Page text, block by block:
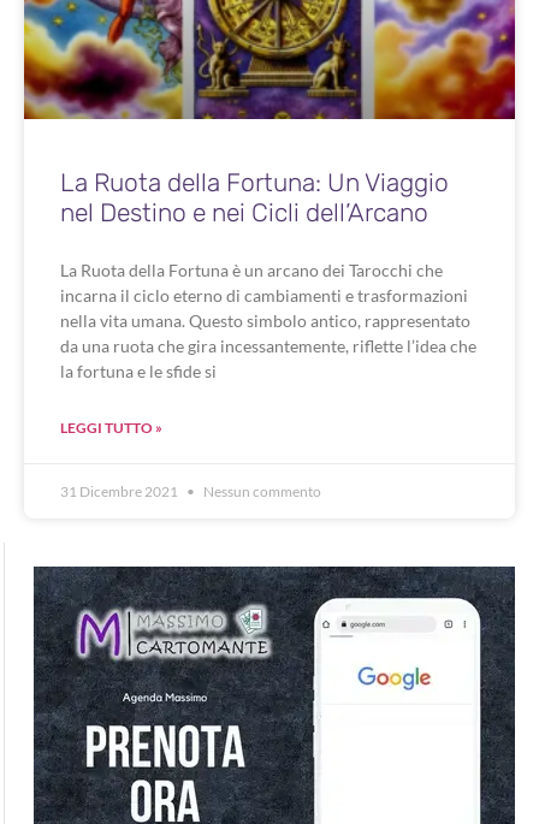
La Ruota della Fortuna: Un Viaggio
nel Destino e nei Cicli dell’Arcano
La Ruota della Fortuna è un arcano dei Tarocchi che
incarna il ciclo eterno di cambiamenti e trasformazioni
nella vita umana. Questo simbolo antico, rappresentato
da una ruota che gira incessantemente, riflette l’idea che
la fortuna e le sfide si
LEGGI TUTTO »
31 Dicembre 2021 Nessun commento